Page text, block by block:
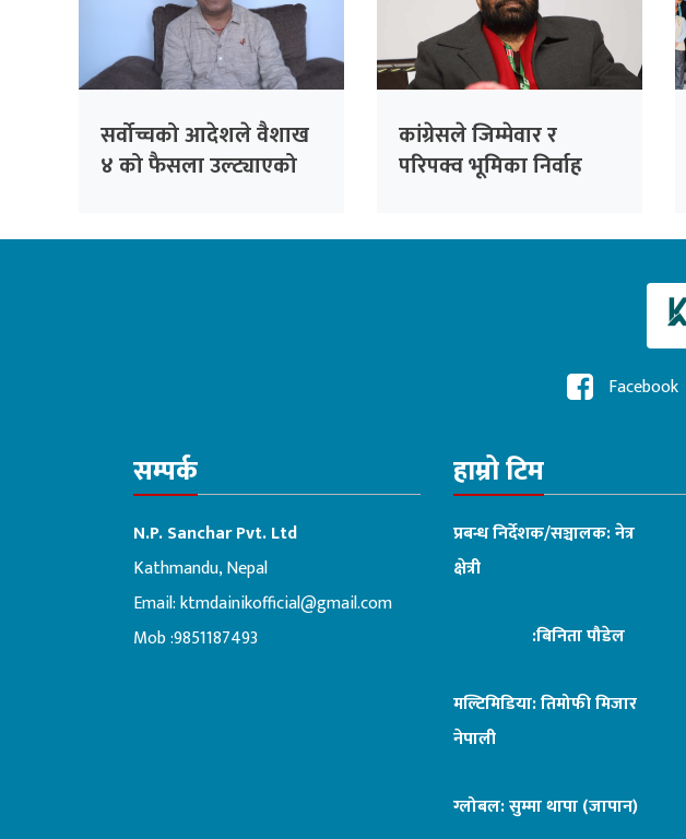
सर्वोच्चको आदेशले वैशाख
४ को फैसला उल्ट्याएको
कांग्रेसले जिम्मेवार र
परिपक्व भूमिका निर्वाह
Facebook
सम्पर्क
N.P. Sanchar Pvt. Ltd
Kathmandu, Nepal
Email:ktmdainikofficial@gmail.com
Mob :9851187493
हाम्रो टिम
प्रबन्ध निर्देशक/सञ्चालक: नेत्र
क्षेत्री
:बिनिता पौडेल
मल्टिमिडिया: तिमोफी मिजार
नेपाली
ग्लोबल: सुम्मा थापा (जापान)